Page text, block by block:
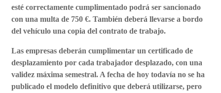
esté correctamente cumplimentado podrá ser sancionado
con una multa de 750 €. También deberá llevarse a bordo
del vehículo una copia del contrato de trabajo.
Las empresas deberán cumplimentar un certificado de
desplazamiento por cada trabajador desplazado, con una
validez máxima semestral. A fecha de hoy todavía no se ha
publicado el modelo definitivo que deberá utilizarse, pero